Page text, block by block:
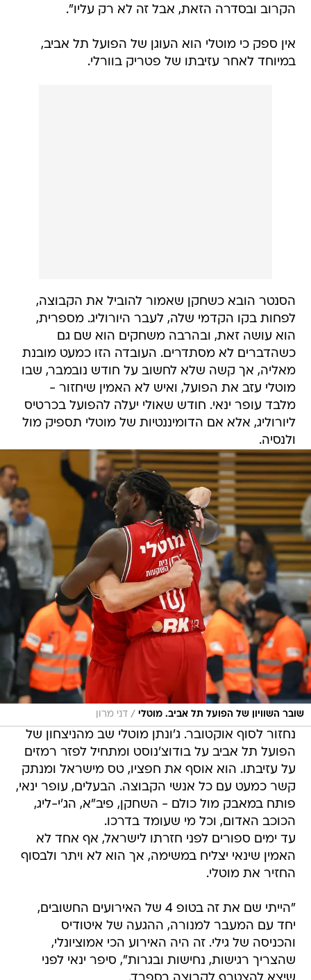
הקרוב ובסדרה הזאת, אבל זה לא רק עליו".
אין ספק כי מוטלי הוא העוגן של הפועל תל אביב,
במיוחד לאחר עזיבתו של פטריק בוורלי.
הסנטר הובא כשחקן שאמור להוביל את הקבוצה,
לפחות בקו הקדמי שלה, לעבר היורוליג. מספרית,
הוא עושה זאת, ובהרבה משחקים הוא שם גם
כשהדברים לא מסתדרים. העובדה הזו כמעט מובנת
מאליה, אך קשה שלא לחשוב על חודש נובמבר, שבו
מוטלי עזב את הפועל, ואיש לא האמין שיחזור -
מלבד עופר ינאי. חודש שאולי יעלה להפועל בכרטיס
ליורוליג, אלא אם הדומיננטיות של מוטלי תספיק מול
ולנסיה.
שובר השוויון של הפועל תל אביב. מוטלי / דני מרון
נחזור לסוף אוקטובר. ג'ונתן מוטלי שב מהניצחון של
הפועל תל אביב על בודוצ'נוסט ומתחיל לפזר רמזים
על עזיבתו. הוא אוסף את חפציו, טס מישראל ומנתק
קשר כמעט עם כל אנשי הקבוצה. הבעלים, עופר ינאי,
פותח במאבק מול כולם - השחקן, פיב"א, הג'י-ליג,
הכוכב האדום, וכל מי שעומד בדרכו.
עד ימים ספורים לפני חזרתו לישראל, אף אחד לא
האמין שינאי יצליח במשימה, אך הוא לא ויתר ולבסוף
החזיר את מוטלי.
"הייתי שם את זה בטופ 4 של האירועים החשובים,
יחד עם המעבר למנורה, ההגעה של איטודיס
והכניסה של גילי. זה היה האירוע הכי אמוציונלי,
שהצריך רגישות, נחישות ובגרות", סיפר ינאי לפני